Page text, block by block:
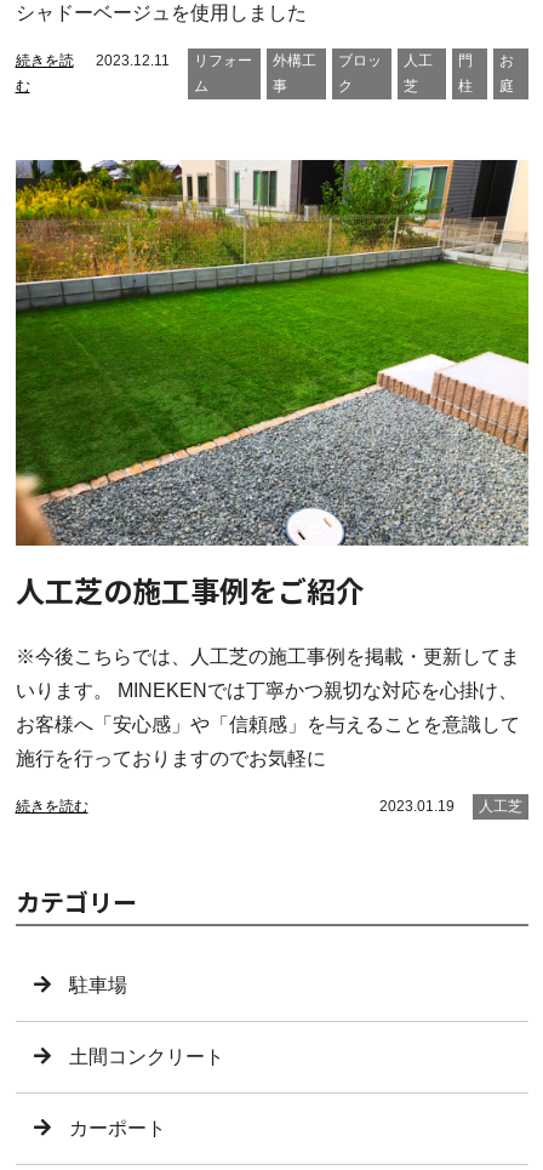
シャドーベージュを使用しました
続きを読
む
2023.12.11
リフォー
ム
外構工
事
ブロッ
ク
人工
芝
門
柱
お
庭
人工芝の施工事例をご紹介
※今後こちらでは、人工芝の施工事例を掲載・更新してま
いります。 MINEKENでは丁寧かつ親切な対応を心掛け、
お客様へ「安心感」や「信頼感」を与えることを意識して
施行を行っておりますのでお気軽に
続きを読む 2023.01.19 人工芝
カテゴリー
駐車場
土間コンクリート
カーポート